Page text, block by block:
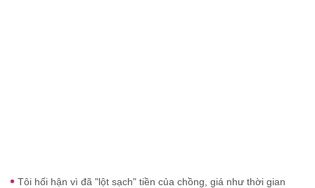
Tôi hối hận vì đã "lột sạch" tiền của chồng, giá như thời gian